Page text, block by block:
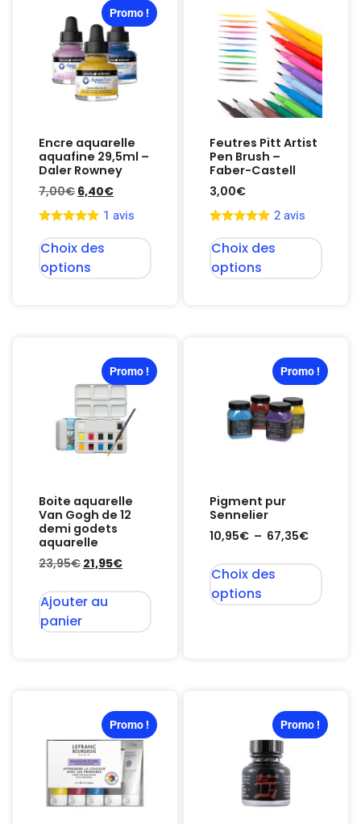
Promo !
Encre aquarelle
aquafine 29,5ml –
Daler Rowney
7,00€ 6,40€
1 avis
Choix des
options
Feutres Pitt Artist
Pen Brush –
Faber-Castell
3,00€
2 avis
Choix des
options
Promo !
Boite aquarelle
Van Gogh de 12
demi godets
aquarelle
23,95€ 21,95€
Ajouter au
panier
Promo !
Pigment pur
Sennelier
10,95€ – 67,35€
Choix des
options
Promo ! Promo !